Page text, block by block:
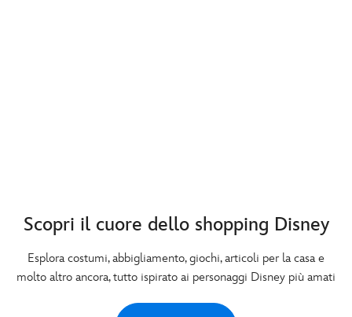
Scopri il cuore dello shopping Disney
Esplora costumi, abbigliamento, giochi, articoli per la casa e
molto altro ancora, tutto ispirato ai personaggi Disney più amati